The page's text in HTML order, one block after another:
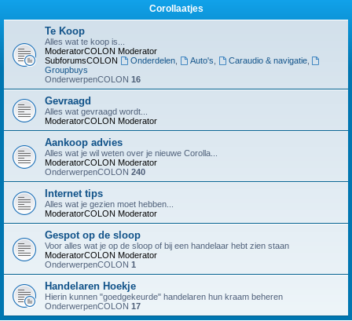
Corollaatjes
Te Koop
Alles wat te koop is...
ModeratorCOLON Moderator
SubforumsCOLON
Onderdelen, Auto's Caraudio & navigatie,
Groupbuys
OnderwerpenCOLON 16
Gevraagd
Alles wat gevraagd wordt...
ModeratorCOLON Moderator
Aankoop advies
Alles wat je wil weten over je nieuwe Corolla...
ModeratorCOLON Moderator
OnderwerpenCOLON 240
Internet tips
Alles wat je gezien moet hebben...
ModeratorCOLON Moderator
Gespot op de sloop
Voor alles wat je op de sloop of bij een handelaar hebt zien staan
ModeratorCOLON Moderator
OnderwerpenCOLON 1
Handelaren Hoekje
Hierin kunnen "goedgekeurde" handelaren hun kraam beheren
OnderwerpenCOLON 17